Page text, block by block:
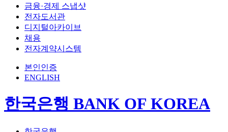
금융·경제 스냅샷
전자도서관
디지털아카이브
채용
전자계약시스템
본인인증
ENGLISH
한국은행 BANK OF KOREA